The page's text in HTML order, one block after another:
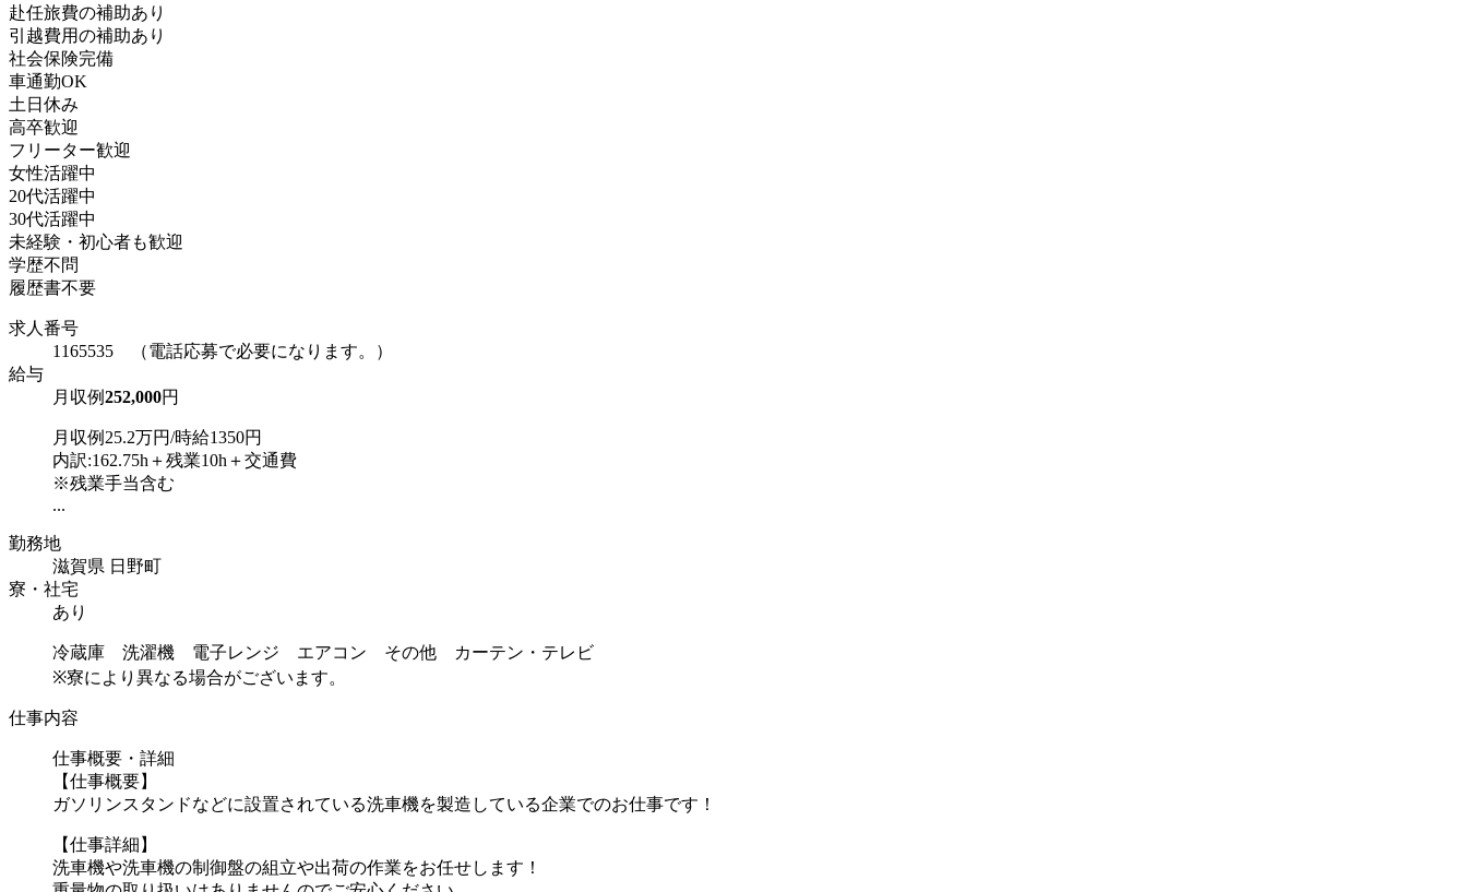
赴任旅費の補助あり
引越費用の補助あり
社会保険完備
車通勤OK
土日休み
高卒歓迎
フリーター歓迎
女性活躍中
20代活躍中
30代活躍中
未経験・初心者も歓迎
学歴不問
履歴書不要
求人番号
1165535 （電話応募で必要になります。）
給与
月収例252,000円
月収例25.2万円/時給1350円
内訳:162.75h＋残業10h＋交通費
※残業手当含む
...
勤務地
滋賀県 日野町
寮・社宅
あり
冷蔵庫 洗濯機 電子レンジ エアコン その他 カーテン・テレビ
※寮により異なる場合がございます。
仕事内容
仕事概要・詳細
【仕事概要】
ガソリンスタンドなどに設置されている洗車機を製造している企業でのお仕事です！
【仕事詳細】
洗車機や洗車機の制御盤の組立や出荷の作業をお任せします！